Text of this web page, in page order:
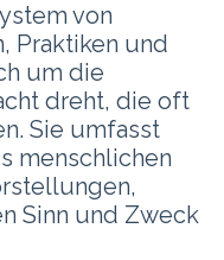
von
Praktiken und
um die
dreht, die oft
Sie umfasst
menschlichen
Sinn und Zweck